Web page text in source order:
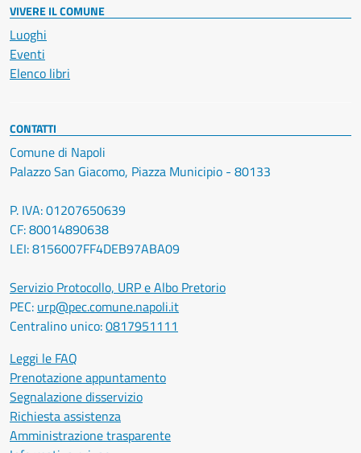
VIVERE IL COMUNE
Luoghi
Eventi
Elenco libri
CONTATTI
Comune di Napoli
Palazzo San Giacomo, Piazza Municipio - 80133
P. IVA: 01207650639
CF: 80014890638
LEI: 8156007FF4DEB97ABA09
Servizio Protocollo, URP e Albo Pretorio
PEC: urp@pec.comune.napoli.it
Centralino unico:0817951111
Leggi le FAQ
Prenotazione appuntamento
Segnalazione disservizio
Richiesta assistenza
Amministrazione trasparente